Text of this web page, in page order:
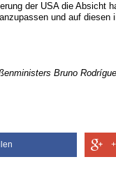
der USA die Absicht
und auf
Bruno